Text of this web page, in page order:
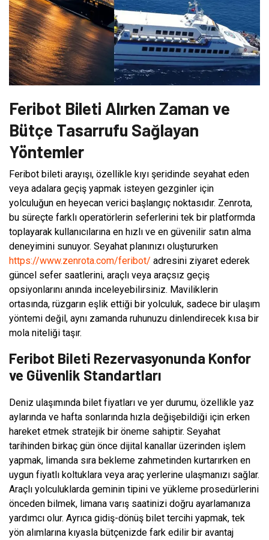
Feribot Bileti Alırken Zaman ve
Bütçe Tasarrufu Sağlayan
Yöntemler
Feribot bileti arayışı, özellikle kıyı şeridinde seyahat eden
veya adalara geçiş yapmak isteyen gezginler için
yolculuğun en heyecan verici başlangıç noktasıdır. Zenrota,
bu süreçte farklı operatörlerin seferlerini tek bir platformda
toplayarak kullanıcılarına en hızlı ve en güvenilir satın alma
deneyimini sunuyor. Seyahat planınızı oluştururken
https://www.zenrota.com/feribot/ adresini ziyaret ederek
güncel sefer saatlerini, araçlı veya araçsız geçiş
opsiyonlarını anında inceleyebilirsiniz. Maviliklerin
ortasında, rüzgarın eşlik ettiği bir yolculuk, sadece bir ulaşım
yöntemi değil, aynı zamanda ruhunuzu dinlendirecek kısa bir
mola niteliği taşır.
Feribot Bileti Rezervasyonunda Konfor
ve Güvenlik Standartları
Deniz ulaşımında bilet fiyatları ve yer durumu, özellikle yaz
aylarında ve hafta sonlarında hızla değişebildiği için erken
hareket etmek stratejik bir öneme sahiptir. Seyahat
tarihinden birkaç gün önce dijital kanallar üzerinden işlem
yapmak, limanda sıra bekleme zahmetinden kurtarırken en
uygun fiyatlı koltuklara veya araç yerlerine ulaşmanızı sağlar.
Araçlı yolculuklarda geminin tipini ve yükleme prosedürlerini
önceden bilmek, limana varış saatinizi doğru ayarlamanıza
yardımcı olur. Ayrıca gidiş-dönüş bilet tercihi yapmak, tek
yön alımlarına kıyasla bütçenizde fark edilir bir avantaj